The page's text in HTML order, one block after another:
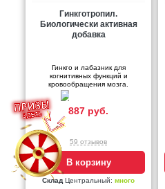
Гинкготропил.
Биологически активная
добавка
Гинкго и лабазник для
когнитивных функций и
кровообращения мозга.
887 руб.
59 отзывов
В корзину
Склад Центральный: много